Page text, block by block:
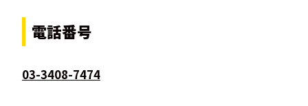
電話番号
03-3408-7474